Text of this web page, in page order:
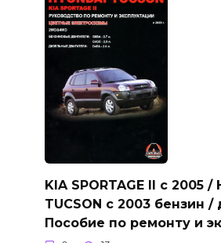
KIA SPORTAGE II с 2005 /
TUCSON с 2003 бензин /
Пособие по ремонту и